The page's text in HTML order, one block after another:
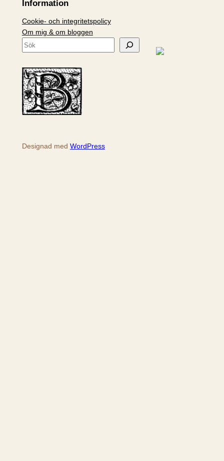
Information
Cookie- och integritetspolicy
Om mig & om bloggen
S
k
Designad med WordPress